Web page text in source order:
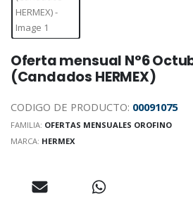
Oferta mensual N°6
(Candados HERMEX)
CODIGO DE PRODUCTO: 00091075
FAMILIA: OFERTAS MENSUALES OROFINO
MARCA: HERMEX